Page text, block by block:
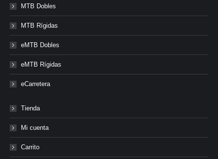
MTB Dobles
MTB Rígidas
eMTB Dobles
eMTB Rígidas
eCarretera
Tienda
Mi cuenta
Carrito